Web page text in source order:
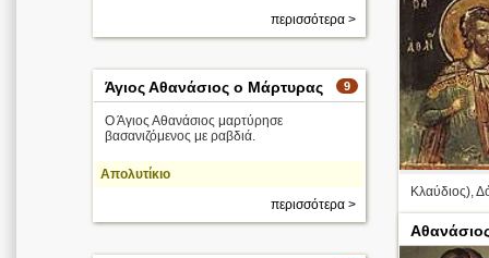
περισσότερα >
Κλαύδιος),
9
Άγιος Αθανάσιος ο Μάρτυρας
Ο Άγιος Αθανάσιος μαρτύρησε
βασανιζόμενος με ραβδιά.
Απολυτίκιο
περισσότερα >